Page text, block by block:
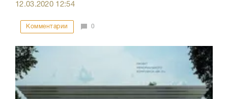
12.03.2020 12:54
Комментарии 0